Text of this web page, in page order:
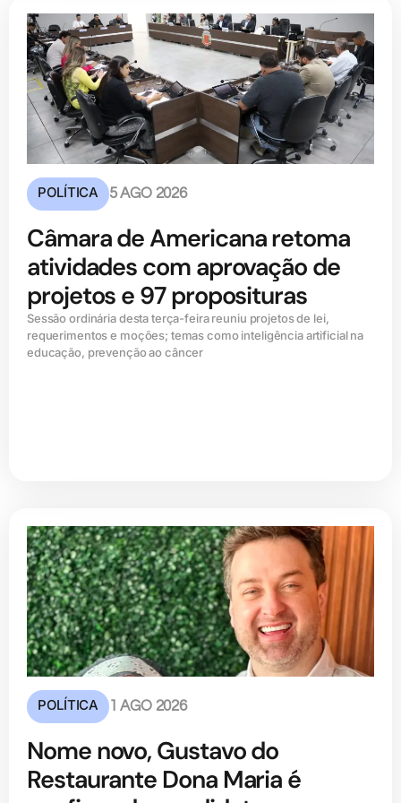
POLÍTICA 5 AGO 2026
Câmara de Americana retoma
atividades com aprovação de
projetos e 97 proposituras
Sessão ordinária desta terça-feira reuniu projetos de lei,
requerimentos e moções; temas como inteligência artificial na
educação, prevenção ao câncer
POLÍTICA 1 AGO 2026
Nome novo, Gustavo do
Restaurante Dona Maria é